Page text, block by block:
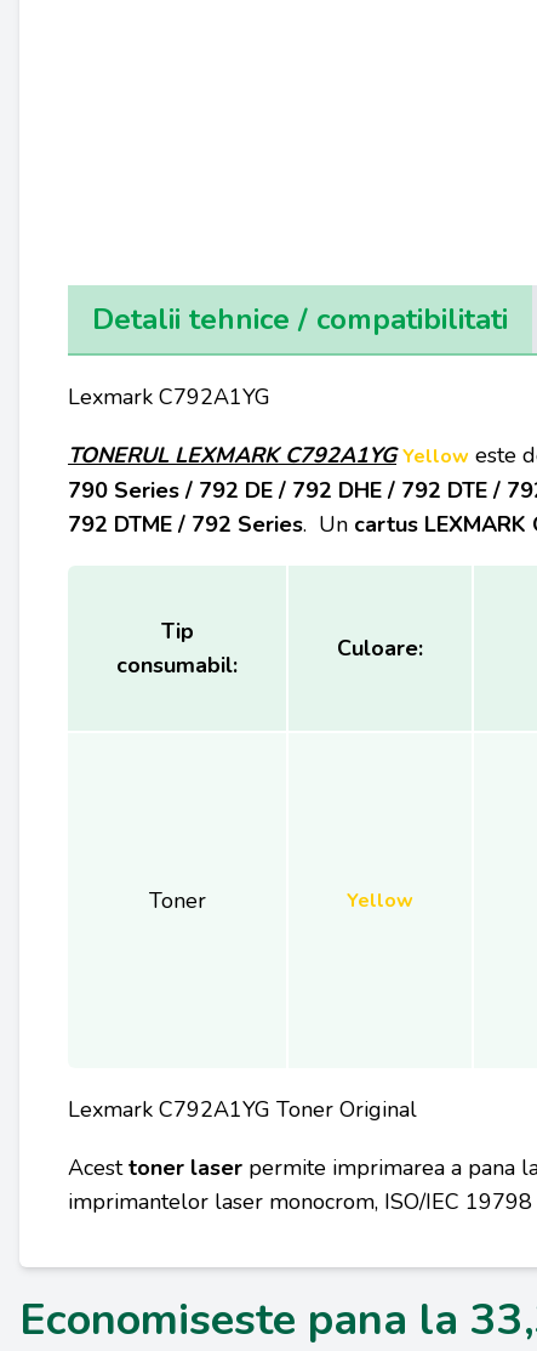
Detalii tehnice / compatibilitati
Lexmark C792A1YG
TONERUL LEXMARK C792A1YG Yellow este
790 Series / 792 DE / 792 DHE / 792 DTE /
792 DTME / 792 Series. Un cartus LEXMARK
Tip
consumabil:
Culoare:
Toner Yellow
Lexmark C792A1YG Toner Original
Acesttoner laser permite imprimarea a pana
imprimantelor laser monocrom, ISO/IEC
Economiseste pana la